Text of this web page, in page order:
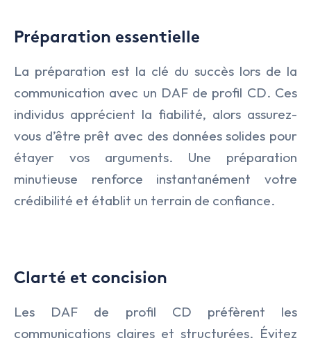
Préparation essentielle
La préparation est la clé du succès lors de la
communication avec un DAF de profil CD. Ces
individus apprécient la fiabilité, alors assurez-
vous d’être prêt avec des données solides pour
étayer vos arguments. Une préparation
minutieuse renforce instantanément votre
crédibilité et établit un terrain de confiance.
Clarté et concision
Les DAF de profil CD préfèrent les
communications claires et structurées. Évitez
Finance
IA & Data
Lifesciences
Nucléaire